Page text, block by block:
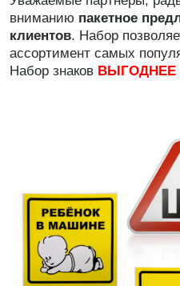
вниманию пакетное
клиентов. Набор
ассортимент самых
Набор знаков ВЫГОДНЕЕ